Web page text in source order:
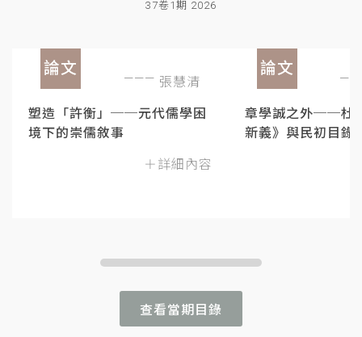
37卷1期 2026
論文
張慧清
塑造「許衡」──元代儒學困
境下的崇儒敘事
＋詳細內容
論文
章學誠之外──杜
新義》與民初目錄
查看當期目錄